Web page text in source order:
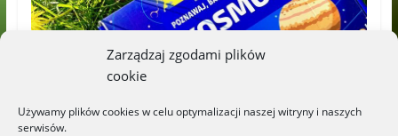
Zarządzaj zgodami plików
cookie
Używamy plików cookies w celu optymalizacji naszej witryny i naszych
serwisów.